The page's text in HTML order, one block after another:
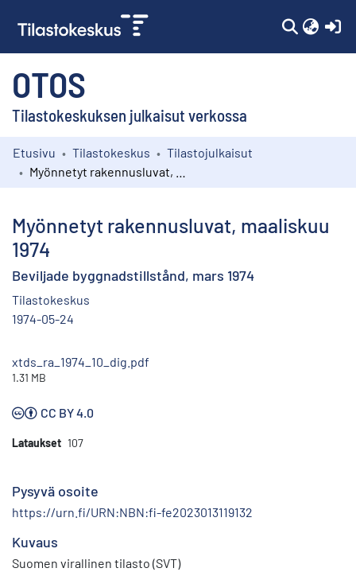
OTOS
Tilastokeskuksen julkaisut verkossa
Kokoelmat
Etusivu Tilastokeskus
Tilastojulkaisut
Myönnetyt rakennusluvat, maaliskuu
1974
Beviljade byggnadstillstånd, mars 1974
Tilastokeskus
1974-05-24
xtds_ra_1974_10_dig.pdf
1.31 MB
CC BY 4.0
Lataukset 107
Pysyvä osoite
https://urn.fi/URN:NBN:fi-fe2023013119132
Kuvaus
Suomen virallinen tilasto (SVT)